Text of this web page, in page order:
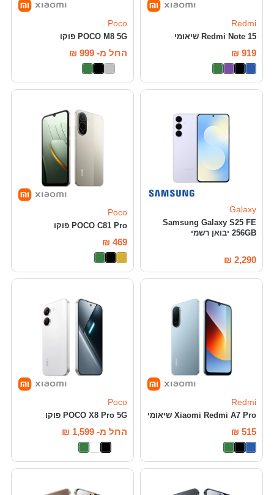
Redmi
Redmi Note 15 שיאומי
₪ 919
Poco
POCO M8 5G פוקו
החל מ- ₪ 999
Galaxy
Samsung Galaxy S25 FE
256GB יבואן רשמי
₪ 2,290
Poco
POCO C81 Pro פוקו
₪ 469
Redmi
Xiaomi Redmi A7 Pro שיאומי
₪ 515
Poco
POCO X8 Pro 5G פוקו
החל מ- ₪ 1,599